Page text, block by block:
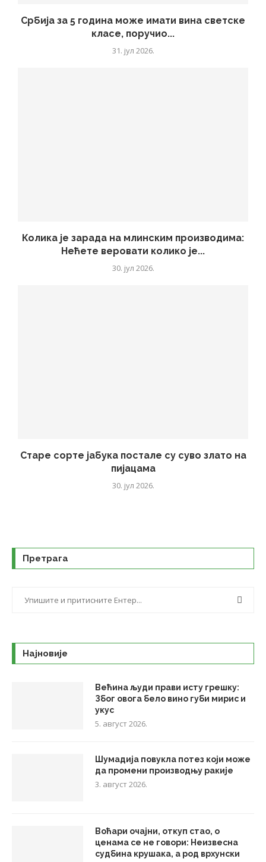
Србија за 5 година може имати вина светске
класе, поручио...
31. јул 2026.
Колика је зарада на млинским производима:
Нећете веровати колико је...
30. јул 2026.
Старе сорте јабука постале су суво злато на
пијацама
30. јул 2026.
Претрага
Најновије
Већина људи прави исту грешку:
Због овога бело вино губи мирис и
укус
5. август 2026.
Шумадија повукла потез који може
да промени производњу ракије
3. август 2026.
Воћари очајни, откуп стао, о
ценама се не говори: Неизвесна
судбина крушака, а род врхунски